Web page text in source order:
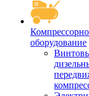
оборудование